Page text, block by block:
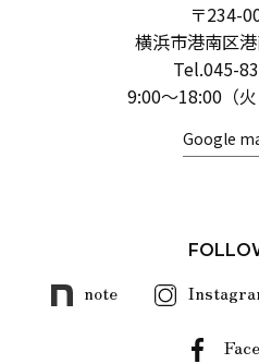
〒234-
横浜市港南区
Tel.045-
9:00～18:00（火
Google
note